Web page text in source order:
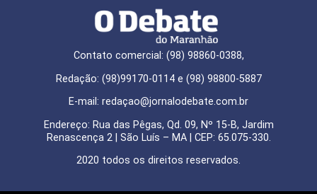
Contato comercial: (98) 98860-0388,
Redação: (98)99170-0114 e (98) 98800-5887
E-mail: redaçao@jornalodebate.com.br
Endereço: Rua das Pêgas, Qd. 09, Nº 15-B, Jardim
Renascença 2 | São Luís – MA | CEP: 65.075-330.
2020 todos os direitos reservados.